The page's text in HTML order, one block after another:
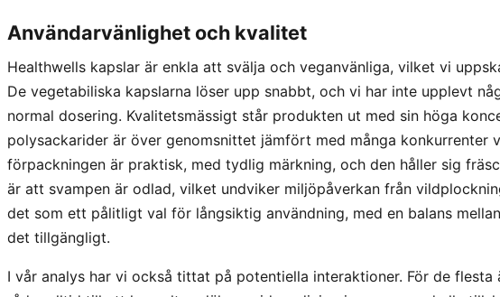
Användarvänlighet och kvalitet
Healthwells kapslar är enkla att svälja och veganvänliga, vilket vi
De vegetabiliska kapslarna löser upp snabbt, och vi har inte upplevt
normal dosering. Kvalitetsmässigt står produkten ut med sin höga
polysackarider är över genomsnittet jämfört med många konkurrenter
förpackningen är praktisk, med tydlig märkning, och den håller sig
är att svampen är odlad, vilket undviker miljöpåverkan från
det som ett pålitligt val för långsiktig användning, med en balans
det tillgängligt.
I vår analys har vi också tittat på potentiella interaktioner. För de flesta